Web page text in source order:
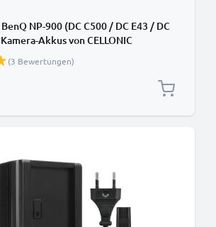
NP-900 (DC C500 / DC E43 / DC
Akkus von CELLONIC
(3 Bewertungen)